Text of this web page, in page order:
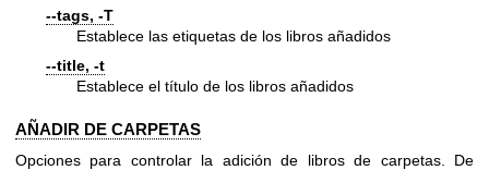
--tags, -T
Establece las etiquetas de los libros añadidos
--title, -t
Establece el título de los libros añadidos
AÑADIR DE CARPETAS
Opciones para controlar la adición de libros de carpetas. De